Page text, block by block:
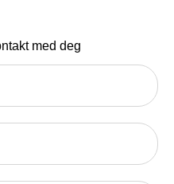
med deg